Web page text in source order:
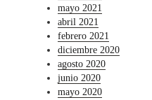
mayo 2021
abril 2021
febrero 2021
diciembre 2020
agosto 2020
junio 2020
mayo 2020